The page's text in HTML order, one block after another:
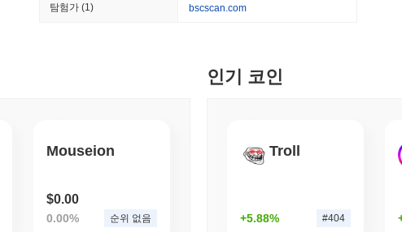
러시아, 암호화폐 거래 합법
AI AGENTS PAYMENTS
탐험가(1) bscscan.com
Mouseion
$0.00
0.00% 순위 없음
인기 코인
Troll
+5.88% #404